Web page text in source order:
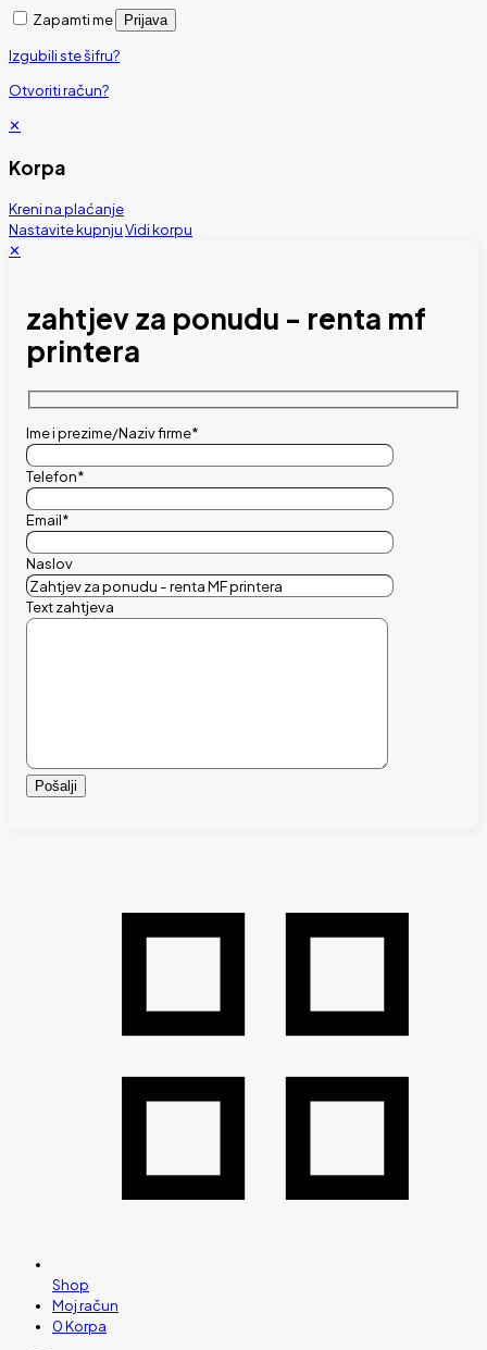
Zapamti me Prijava
Izgubili ste šifru?
Otvoriti račun?
✕
Korpa
Kreni na plaćanje
Nastavite kupnjuVidi korpu
✕
zahtjev za ponudu - renta mf
printera
Ime i prezime/Naziv firme*
Telefon*
Email*
Naslov
Text zahtjeva
Shop
Moj račun
0Korpa